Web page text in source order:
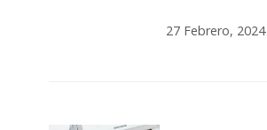
27 Febrero, 2024